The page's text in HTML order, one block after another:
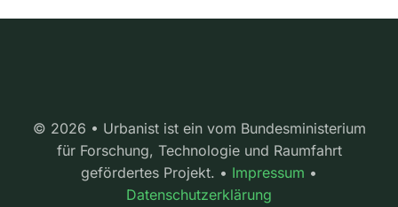
© 2026 • Urbanist ist ein vom Bundesministerium
für Forschung, Technologie und Raumfahrt
gefördertes Projekt. • Impressum •
Datenschutzerklärung